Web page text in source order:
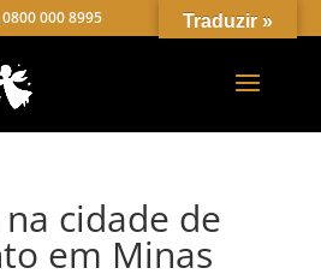
0800 000 8995
cidade de
em Minas
Traduzir »